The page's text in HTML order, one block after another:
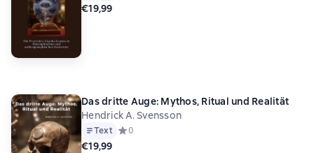
€19,99
Das dritte Auge: Mythos, Ritual und Realität
Hendrick A. Svensson
Text Средний рейтинг 0 на основе 0 оценок
0
€19,99